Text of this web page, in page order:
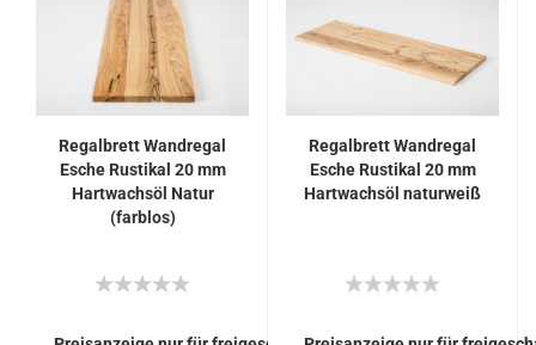
Regalbrett Wandregal
Esche Rustikal 20 mm
Hartwachsöl Natur
(farblos)
Regalbrett Wandregal
Esche Rustikal 20 mm
Hartwachsöl naturweiß